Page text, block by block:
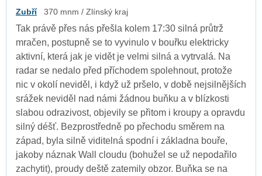
Zubří 370 mnm / Zlínský kraj
Tak právě přes nás přešla kolem 17:30 silná průtrž
mračen, postupně se to vyvinulo v bouřku elektricky
aktivní, která jak je vidět je velmi silná a vytrvalá. Na
radar se nedalo před příchodem spolehnout, protože
nic v okolí neviděl, i když už pršelo, v době nejsilnějších
srážek neviděl nad námi žádnou buňku a v blízkosti
slabou odrazivost, objevily se přitom i kroupy a opravdu
silný déšť. Bezprostředně po přechodu směrem na
západ, byla silně viditelná spodní i základna bouře,
jakoby náznak Wall cloudu (bohužel se už nepodařilo
zachytit), proudy deště zatemily obzor. Buňka se na